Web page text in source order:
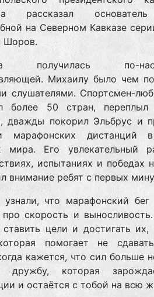
рассказал
на Северном Кавказе
Шоров.
получилась по-
Михаилу было чем
слушателями. Спортсмен-
более 50 стран,
дважды покорил Эльбрус и
марафонских дистанций
мира. Его увлекательный
испытаниях и победах
внимание ребят с первых
узнали, что марафонский
про скорость и
ставить цели и достигать их,
помогает не
кажется, что сил больше
которая
и остаётся с тобой на всю